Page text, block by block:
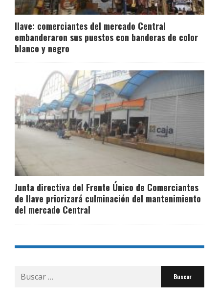
Ilave: comerciantes del mercado Central
embanderaron sus puestos con banderas de color
blanco y negro
Junta directiva del Frente Único de Comerciantes
de Ilave priorizará culminación del mantenimiento
del mercado Central
Buscar
por: